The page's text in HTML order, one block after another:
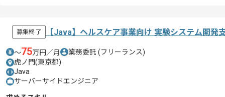
募集終了 【Java】ヘルスケア事業向け 実験システム開発
〜75万円／月 業務委託 (フリーランス)
虎ノ門(東京都)
Java
サーバーサイドエンジニア